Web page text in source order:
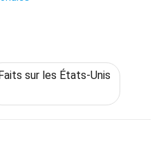
sur les États-Unis